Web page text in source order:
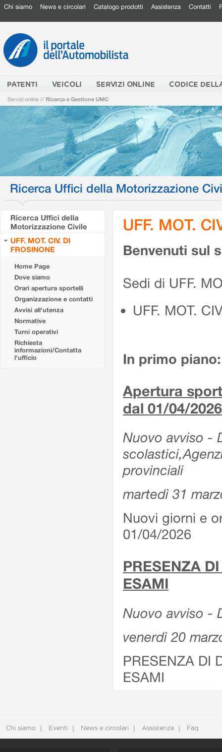
Chi siamo News e circolari Catalogo prodotti Assistenza Contatti
PATENTI VEICOLI SERVIZI ONLINE CODICE
Servizi online // Ricerca e Gestione UMC
Ricerca Uffici della Motorizzazione
Ricerca Uffici della
Motorizzazione Civile
UFF. MOT. CIV. DI
FROSINONE
Home Page
Dove siamo
Orari apertura sportelli
Organizzazione e contatti
Avvisi all'utenza
Normative
Turni operativi
Richiesta
informazioni/Contatta
l'ufficio
UFF. MOT.
Benvenuti sul
Sedi di UFF.
UFF. MOT.
In primo piano:
Apertura
dal 01/04/2026
Nuovo avviso -
provinciali
martedì 31
Nuovi giorni e
01/04/2026
PRESENZA
ESAMI
Nuovo avviso -
venerdì 20
PRESENZA DI
ESAMI
Chi siamo Eventi News e circolari Assistenza Faq